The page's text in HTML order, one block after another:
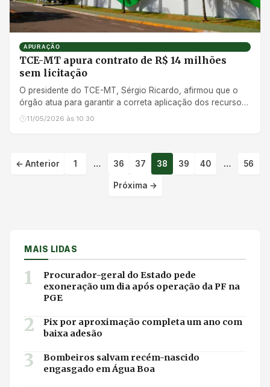
APURAÇÃO
TCE-MT apura contrato de R$ 14 milhões
sem licitação
O presidente do TCE-MT, Sérgio Ricardo, afirmou que o
órgão atua para garantir a correta aplicação dos recursos
públicos
11/05/2026 às 10:30
Paginação de
← Anterior 1 … 36 37 38 39 40 … 56
Próxima →
MAIS LIDAS
1
Procurador-geral do Estado pede
exoneração um dia após operação da PF na
PGE
2
Pix por aproximação completa um ano com
baixa adesão
3
Bombeiros salvam recém-nascido
engasgado em Água Boa